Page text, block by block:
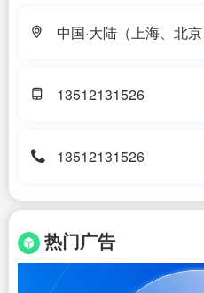
中国·大陆（上海、北
13512131526
13512131526
热门广告